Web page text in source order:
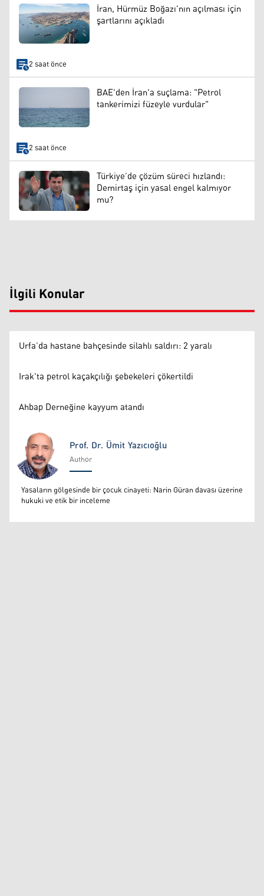
İran, Hürmüz Boğazı'nın açılması için
şartlarını açıkladı
2 saat önce
BAE'den İran'a suçlama: "Petrol
tankerimizi füzeyle vurdular"
2 saat önce
Türkiye’de çözüm süreci hızlandı:
Demirtaş için yasal engel kalmıyor
mu?
İlgili Konular
Urfa’da hastane bahçesinde silahlı saldırı: 2 yaralı
Irak'ta petrol kaçakçılığı şebekeleri çökertildi
Ahbap Derneğine kayyum atandı
Prof. Dr. Ümit Yazıcıoğlu
Prof. Dr. Ümit Yazıcıoğlu
Author
Yasaların gölgesinde bir çocuk cinayeti: Narin Güran davası üzerine
hukuki ve etik bir inceleme